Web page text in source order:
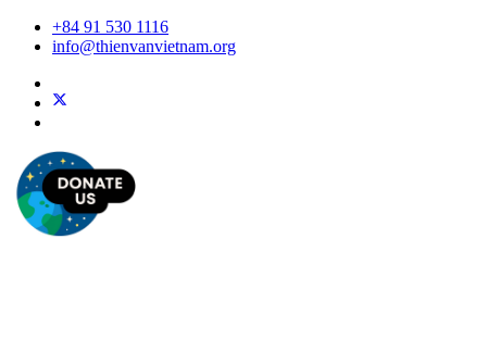
+84 91 530 1116
info@thienvanvietnam.org